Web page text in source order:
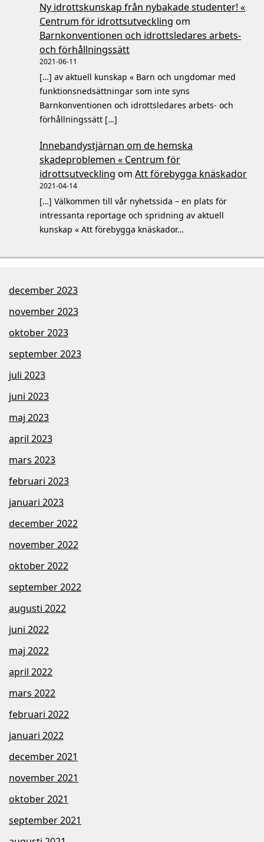
Ny idrottskunskap från nybakade studenter! «
Centrum för idrottsutveckling om
Barnkonventionen och idrottsledares arbets-
och förhållningssätt
2021-06-11
[…] av aktuell kunskap « Barn och ungdomar med
funktionsnedsättningar som inte syns
Barnkonventionen och idrottsledares arbets- och
förhållningssätt […]
Innebandystjärnan om de hemska
skadeproblemen « Centrum för
idrottsutveckling om Att förebygga knäskador
2021-04-14
[…] Välkommen till vår nyhetssida – en plats för
intressanta reportage och spridning av aktuell
kunskap « Att förebygga knäskador…
december 2023
november 2023
oktober 2023
september 2023
juli 2023
juni 2023
maj 2023
april 2023
mars 2023
februari 2023
januari 2023
december 2022
november 2022
oktober 2022
september 2022
augusti 2022
juni 2022
maj 2022
april 2022
mars 2022
februari 2022
januari 2022
december 2021
november 2021
oktober 2021
september 2021